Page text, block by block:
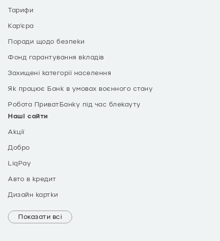
Тарифи
Кар’єра
Поради щодо безпеки
Фонд гарантування вкладів
Захищені категорії населення
Як працює Банк в умовах воєнного стану
Робота ПриватБанку під час блекауту
Наші сайти
Акції
Добро
LiqPay
Авто в кредит
Дизайн картки
Показати всі